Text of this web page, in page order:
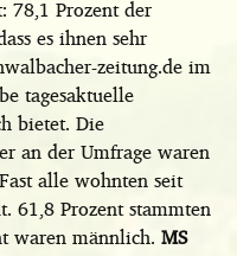
78,1 Prozent der
es ihnen sehr
zeitung.de im
tagesaktuelle
bietet. Die
an der Umfrage waren
alle wohnten seit
61,8 Prozent stammten
waren männlich. MS